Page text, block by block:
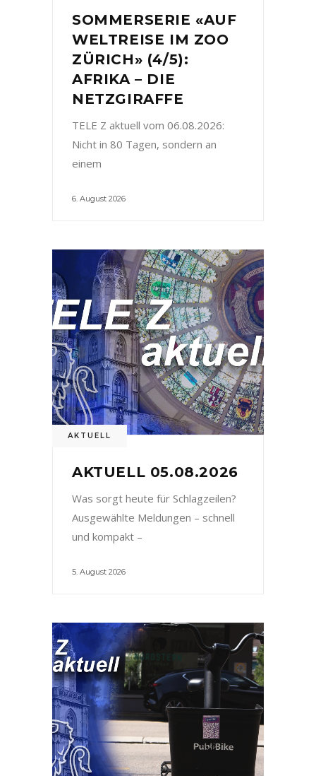
SOMMERSERIE «AUF
WELTREISE IM ZOO
ZÜRICH» (4/5):
AFRIKA – DIE
NETZGIRAFFE
TELE Z aktuell vom 06.08.2026:
Nicht in 80 Tagen, sondern an
einem
6. August 2026
AKTUELL
AKTUELL 05.08.2026
Was sorgt heute für Schlagzeilen?
Ausgewählte Meldungen – schnell
und kompakt –
5. August 2026